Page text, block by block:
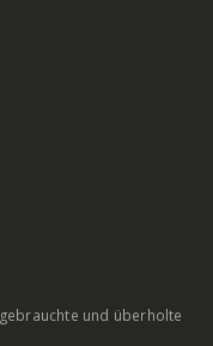
und überholte